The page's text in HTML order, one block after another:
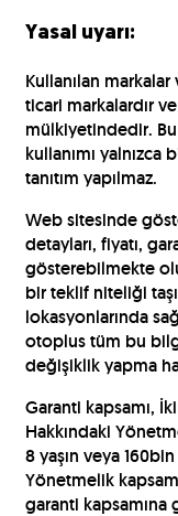
Yasal uyarı:
Kullanılan
ticari markalardır
mülkiyetindedir.
kullanımı
tanıtım yapılmaz.
Web sitesinde
detayları, fiyatı,
gösterebilmekte
bir teklif niteliği
lokasyonlarında
otoplus tüm bu
değişiklik yapma
Garanti kapsamı,
Hakkındaki
8 yaşın veya
Yönetmelik
garanti